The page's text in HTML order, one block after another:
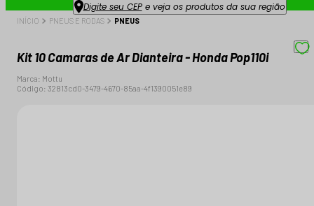
Digite seu CEPe veja os produtos da sua região
INÍCIO PNEUS E RODAS PNEUS
Kit 10 Camaras de Ar Dianteira - Honda Pop110i
Marca: Mottu
Código: 32813cd0-3479-4670-85aa-4f1390051e89